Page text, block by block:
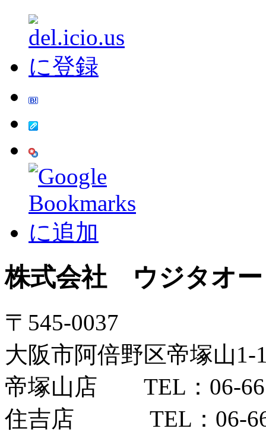
株式会社 ウジタオー
〒545-0037
大阪市阿倍野区帝塚山1-
帝塚山店 TEL：06-
住吉店 TEL：06-